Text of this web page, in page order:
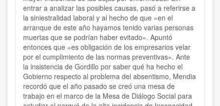
entrar a analizar las posibles causas, pasó a referirse a
la siniestralidad laboral y al hecho de que «en el
arranque de este año hayamos tenido varias personas
muertas que se podrían haber evitado». Apuntó
entonces que «es obligación de los empresarios velar
por el cumplimiento de las normas preventivas». Ante
la insistencia de Gordillo por saber qué ha hecho el
Gobierno respecto al problema del absentismo, Mendia
recordó que el año pasado se creó una mesa de
trabajo en el marco de la Mesa de Diálogo Social para